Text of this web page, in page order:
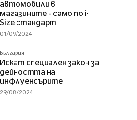
автомобили в
магазините – само по i-
Size стандарт
01/09/2024
България
Искат специален закон за
дейността на
инфлуенсърите
29/08/2024